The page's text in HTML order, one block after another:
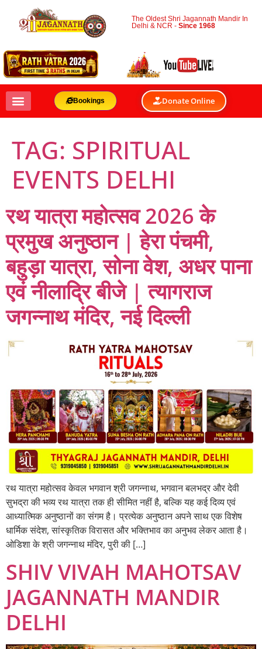
The Oldest Shri Jagannath Mandir In
Delhi & NCR -Since 1968
Bookings Donate Online
TAG: SPIRITUAL
EVENTS DELHI
रथ यात्रा महोत्सव 2026 के
प्रमुख अनुष्ठान | हेरा पंचमी,
बहुड़ा यात्रा, सोना वेश, अधर पाना
एवं नीलाद्रि बीजे | त्यागराज
जगन्नाथ मंदिर, नई दिल्ली
रथ यात्रा महोत्सव केवल भगवान श्री जगन्नाथ, भगवान बलभद्र और देवी
सुभद्रा की भव्य रथ यात्रा तक ही सीमित नहीं है, बल्कि यह कई दिव्य एवं
आध्यात्मिक अनुष्ठानों का संगम है। प्रत्येक अनुष्ठान अपने साथ एक विशेष
धार्मिक संदेश, सांस्कृतिक विरासत और भक्तिभाव का अनुभव लेकर आता है।
ओडिशा के श्री जगन्नाथ मंदिर, पुरी की […]
SHIV VIVAH MAHOTSAV
JAGANNATH MANDIR
DELHI